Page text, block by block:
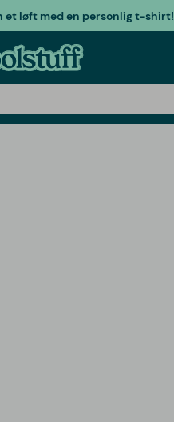
et løft med en personlig t-shirt!